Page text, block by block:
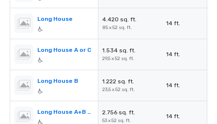
Long House 4.420 sq. ft.
85 x 52 sq. ft.
14 ft.
Long House A or C 1.534 sq. ft.
29,5 x 52 sq. ft.
14 ft.
Long House B 1.222 sq. ft.
23,5 x 52 sq. ft.
14 ft.
Long House A+B or B+C 2.756 sq. ft.
53 x 52 sq. ft.
14 ft.